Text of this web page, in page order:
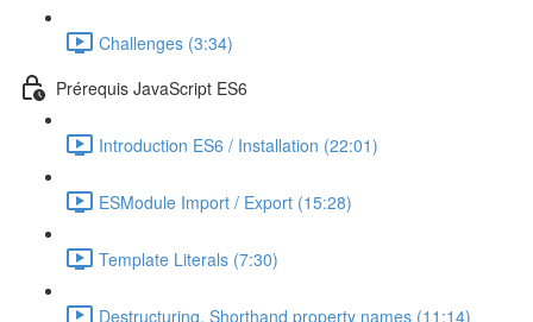
Challenges (3:34)
Prérequis JavaScript ES6
Introduction ES6 / Installation (22:01)
ESModule Import / Export (15:28)
Template Literals (7:30)
Destructuring, Shorthand property names (11:14)